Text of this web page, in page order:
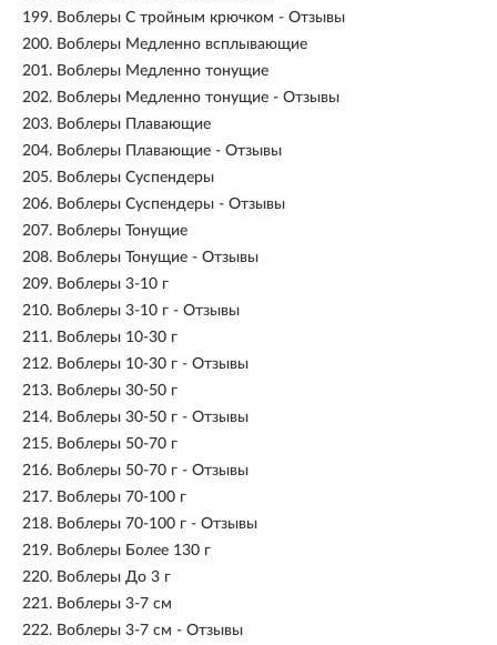
199. Воблеры С тройным крючком - Отзывы
200. Воблеры Медленно всплывающие
201. Воблеры Медленно тонущие
202. Воблеры Медленно тонущие - Отзывы
203. Воблеры Плавающие
204. Воблеры Плавающие - Отзывы
205. Воблеры Суспендеры
206. Воблеры Суспендеры - Отзывы
207. Воблеры Тонущие
208. Воблеры Тонущие - Отзывы
209. Воблеры 3-10 г
210. Воблеры 3-10 г - Отзывы
211. Воблеры 10-30 г
212. Воблеры 10-30 г - Отзывы
213. Воблеры 30-50 г
214. Воблеры 30-50 г - Отзывы
215. Воблеры 50-70 г
216. Воблеры 50-70 г - Отзывы
217. Воблеры 70-100 г
218. Воблеры 70-100 г - Отзывы
219. Воблеры Более 130 г
220. Воблеры До 3 г
221. Воблеры 3-7 см
222. Воблеры 3-7 см - Отзывы